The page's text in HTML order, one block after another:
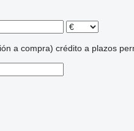
a compra) crédito a plazos